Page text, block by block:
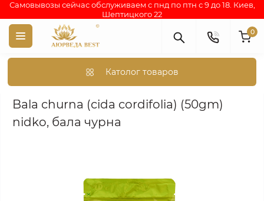
Самовывозы сейчас обслуживаем с пнд по птн с 9 до 18. Киев,
Шептицкого 22
0
Католог товаров
Аюрведа каталог индийских товаров АЮРВЕДИЧЕСКИЕ
Bala churna (cida cordifolia) (50gm)
nidko, бала чурна